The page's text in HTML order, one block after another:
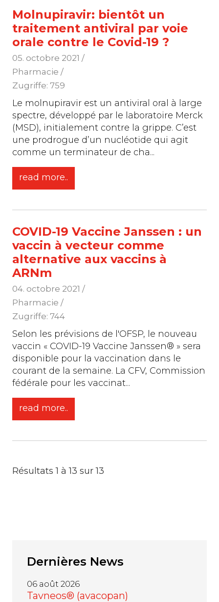
Molnupiravir: bientôt un
traitement antiviral par voie
orale contre le Covid-19 ?
05. octobre 2021 /
Pharmacie /
Zugriffe: 759
Le molnupiravir est un antiviral oral à large
spectre, développé par le laboratoire Merck
(MSD), initialement contre la grippe. C’est
une prodrogue d’un nucléotide qui agit
comme un terminateur de cha...
read more..
COVID-19 Vaccine Janssen : un
vaccin à vecteur comme
alternative aux vaccins à
ARNm
04. octobre 2021 /
Pharmacie /
Zugriffe: 744
Selon les prévisions de l'OFSP, le nouveau
vaccin « COVID-19 Vaccine Janssen® » sera
disponible pour la vaccination dans le
courant de la semaine. La CFV, Commission
fédérale pour les vaccinat...
read more..
Résultats 1 à 13 sur 13
Dernières News
06 août 2026
Tavneos® (avacopan)